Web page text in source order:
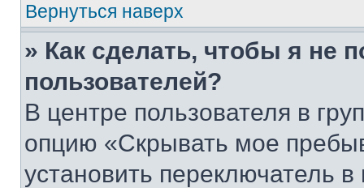
Вернуться наверх
» Как сделать, чтобы я не
пользователей?
В центре пользователя в
опцию «Скрывать мое
установить переключатель